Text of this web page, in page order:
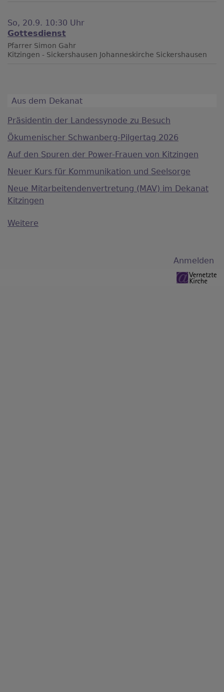
So, 20.9. 10:30 Uhr
Gottesdienst
Pfarrer Simon Gahr
Kitzingen - Sickershausen Johanneskirche Sickershausen
Aus dem Dekanat
Präsidentin der Landessynode zu Besuch
Ökumenischer Schwanberg-Pilgertag 2026
Auf den Spuren der Power-Frauen von Kitzingen
Neuer Kurs für Kommunikation und Seelsorge
Neue Mitarbeitendenvertretung (MAV) im Dekanat
Kitzingen
Weitere
Anmelden